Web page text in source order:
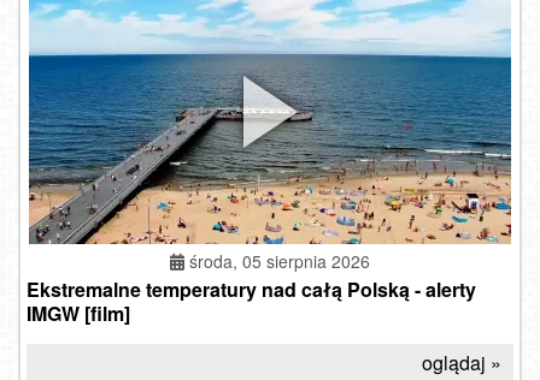
środa, 05 sierpnia 2026
Ekstremalne temperatury nad całą Polską - alerty
IMGW [film]
oglądaj »